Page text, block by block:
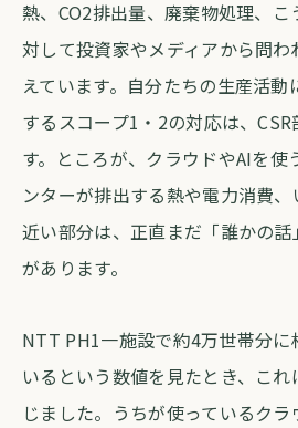
熱、CO2排出量、廃棄物処理、
対して投資家やメディアから問
えています。自分たちの生産活
するスコープ1・2の対応は、
す。ところが、クラウドやAIを使
ンターが排出する熱や電力消費
近い部分は、正直まだ「誰かの
があります。
NTT PH1一施設で約4万世帯分に
いるという数値を見たとき、こ
じました。うちが使っているク